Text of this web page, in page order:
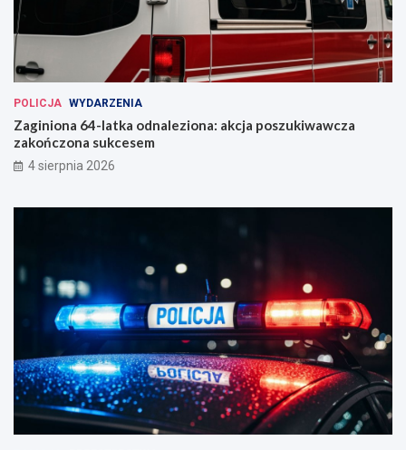
POLICJA WYDARZENIA
Zaginiona 64-latka odnaleziona: akcja poszukiwawcza
zakończona sukcesem
4 sierpnia 2026